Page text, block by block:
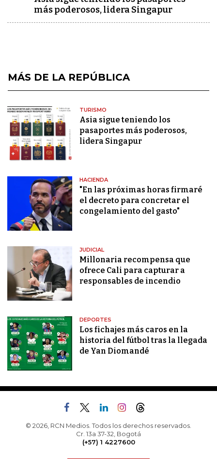
más poderosos, lidera Singapur
MÁS DE LA REPÚBLICA
TURISMO
Asia sigue teniendo los
pasaportes más poderosos,
lidera Singapur
HACIENDA
"En las próximas horas firmaré
el decreto para concretar el
congelamiento del gasto"
JUDICIAL
Millonaria recompensa que
ofrece Cali para capturar a
responsables de incendio
DEPORTES
Los fichajes más caros en la
historia del fútbol tras la llegada
de Yan Diomandé
© 2026, RCN Medios. Todos los derechos reservados.
Cr. 13a 37-32, Bogotá
(+57) 1 4227600